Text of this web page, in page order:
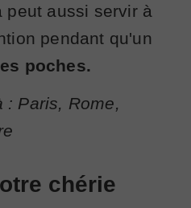
peut aussi servir à
pendant qu'un
poches.
Paris, Rome,
chérie